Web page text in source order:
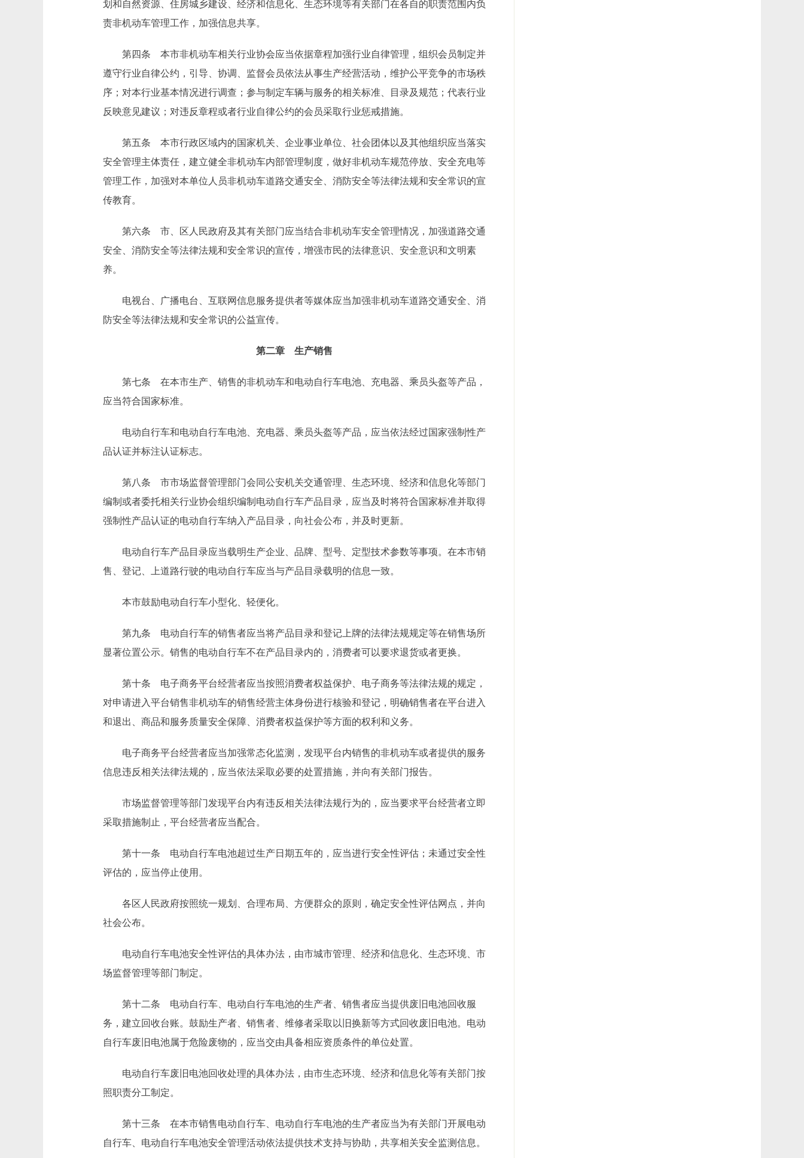
划和自然资源、住房城乡建设、经济和信息化、生态环境等有关部门在各自的职责范围内负
责非机动车管理工作，加强信息共享。
第四条 本市非机动车相关行业协会应当依据章程加强行业自律管理，组织会员制定并
遵守行业自律公约，引导、协调、监督会员依法从事生产经营活动，维护公平竞争的市场秩
序；对本行业基本情况进行调查；参与制定车辆与服务的相关标准、目录及规范；代表行业
反映意见建议；对违反章程或者行业自律公约的会员采取行业惩戒措施。
第五条 本市行政区域内的国家机关、企业事业单位、社会团体以及其他组织应当落实
安全管理主体责任，建立健全非机动车内部管理制度，做好非机动车规范停放、安全充电等
管理工作，加强对本单位人员非机动车道路交通安全、消防安全等法律法规和安全常识的宣
传教育。
第六条 市、区人民政府及其有关部门应当结合非机动车安全管理情况，加强道路交通
安全、消防安全等法律法规和安全常识的宣传，增强市民的法律意识、安全意识和文明素
养。
电视台、广播电台、互联网信息服务提供者等媒体应当加强非机动车道路交通安全、消
防安全等法律法规和安全常识的公益宣传。
第二章 生产销售
第七条 在本市生产、销售的非机动车和电动自行车电池、充电器、乘员头盔等产品，
应当符合国家标准。
电动自行车和电动自行车电池、充电器、乘员头盔等产品，应当依法经过国家强制性产
品认证并标注认证标志。
第八条 市市场监督管理部门会同公安机关交通管理、生态环境、经济和信息化等部门
编制或者委托相关行业协会组织编制电动自行车产品目录，应当及时将符合国家标准并取得
强制性产品认证的电动自行车纳入产品目录，向社会公布，并及时更新。
电动自行车产品目录应当载明生产企业、品牌、型号、定型技术参数等事项。在本市销
售、登记、上道路行驶的电动自行车应当与产品目录载明的信息一致。
本市鼓励电动自行车小型化、轻便化。
第九条 电动自行车的销售者应当将产品目录和登记上牌的法律法规规定等在销售场所
显著位置公示。销售的电动自行车不在产品目录内的，消费者可以要求退货或者更换。
第十条 电子商务平台经营者应当按照消费者权益保护、电子商务等法律法规的规定，
对申请进入平台销售非机动车的销售经营主体身份进行核验和登记，明确销售者在平台进入
和退出、商品和服务质量安全保障、消费者权益保护等方面的权利和义务。
电子商务平台经营者应当加强常态化监测，发现平台内销售的非机动车或者提供的服务
信息违反相关法律法规的，应当依法采取必要的处置措施，并向有关部门报告。
市场监督管理等部门发现平台内有违反相关法律法规行为的，应当要求平台经营者立即
采取措施制止，平台经营者应当配合。
第十一条 电动自行车电池超过生产日期五年的，应当进行安全性评估；未通过安全性
评估的，应当停止使用。
各区人民政府按照统一规划、合理布局、方便群众的原则，确定安全性评估网点，并向
社会公布。
电动自行车电池安全性评估的具体办法，由市城市管理、经济和信息化、生态环境、市
场监督管理等部门制定。
第十二条 电动自行车、电动自行车电池的生产者、销售者应当提供废旧电池回收服
务，建立回收台账。鼓励生产者、销售者、维修者采取以旧换新等方式回收废旧电池。电动
自行车废旧电池属于危险废物的，应当交由具备相应资质条件的单位处置。
电动自行车废旧电池回收处理的具体办法，由市生态环境、经济和信息化等有关部门按
照职责分工制定。
第十三条 在本市销售电动自行车、电动自行车电池的生产者应当为有关部门开展电动
自行车、电动自行车电池安全管理活动依法提供技术支持与协助，共享相关安全监测信息。